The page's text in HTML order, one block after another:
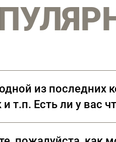
из последних
т.п. Есть ли у вас